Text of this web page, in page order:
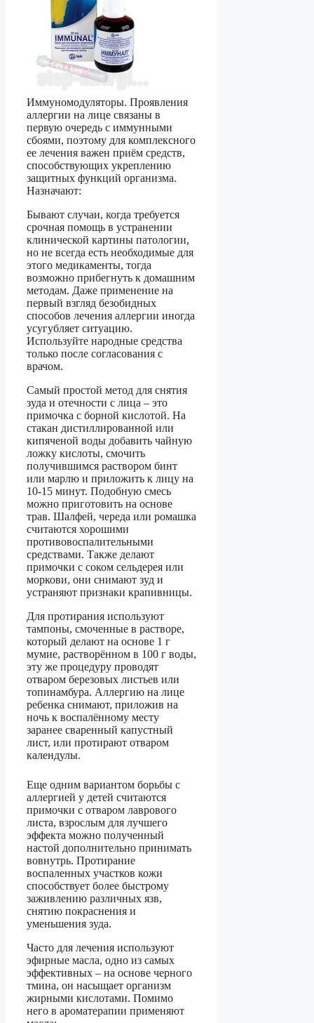
Иммуномодуляторы. Проявления
аллергии на лице связаны в
первую очередь с иммунными
сбоями, поэтому для комплексного
ее лечения важен приём средств,
способствующих укреплению
защитных функций организма.
Назначают:
Бывают случаи, когда требуется
срочная помощь в устранении
клинической картины патологии,
но не всегда есть необходимые для
этого медикаменты, тогда
возможно прибегнуть к домашним
методам. Даже применение на
первый взгляд безобидных
способов лечения аллергии иногда
усугубляет ситуацию.
Используйте народные средства
только после согласования с
врачом.
Самый простой метод для снятия
зуда и отечности с лица – это
примочка с борной кислотой. На
стакан дистиллированной или
кипяченой воды добавить чайную
ложку кислоты, смочить
получившимся раствором бинт
или марлю и приложить к лицу на
10-15 минут. Подобную смесь
можно приготовить на основе
трав. Шалфей, череда или ромашка
считаются хорошими
противовоспалительными
средствами. Также делают
примочки с соком сельдерея или
моркови, они снимают зуд и
устраняют признаки крапивницы.
Для протирания используют
тампоны, смоченные в растворе,
который делают на основе 1 г
мумие, растворённом в 100 г воды,
эту же процедуру проводят
отваром березовых листьев или
топинамбура. Аллергию на лице
ребенка снимают, приложив на
ночь к воспалённому месту
заранее сваренный капустный
лист, или протирают отваром
календулы.
Еще одним вариантом борьбы с
аллергией у детей считаются
примочки с отваром лаврового
листа, взрослым для лучшего
эффекта можно полученный
настой дополнительно принимать
вовнутрь. Протирание
воспаленных участков кожи
способствует более быстрому
заживлению различных язв,
снятию покраснения и
уменьшения зуда.
Часто для лечения используют
эфирные масла, одно из самых
эффективных – на основе черного
тмина, он насыщает организм
жирными кислотами. Помимо
него в ароматерапии применяют